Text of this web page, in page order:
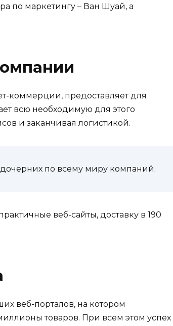
по маркетингу – Ван Шуай, а
коммерции, предоставляет для
всю необходимую для этого
и заканчивая логистикой.
по всему миру компаний.
веб-сайты, доставку в 190
веб-порталов, на котором
товаров. При всем этом успех